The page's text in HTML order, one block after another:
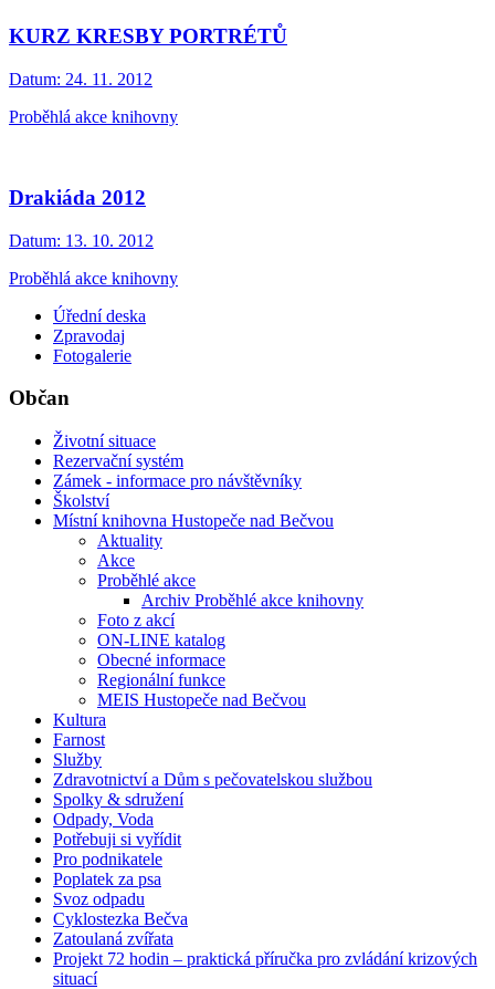
KURZ KRESBY PORTRÉTŮ
Datum: 24. 11. 2012
Proběhlá akce knihovny
Drakiáda 2012
Datum: 13. 10. 2012
Proběhlá akce knihovny
Úřední deska
Zpravodaj
Fotogalerie
Občan
Životní situace
Rezervační systém
Zámek - informace pro návštěvníky
Školství
Místní knihovna Hustopeče nad Bečvou
Aktuality
Akce
Proběhlé akce
Archiv Proběhlé akce knihovny
Foto z akcí
ON-LINE katalog
Obecné informace
Regionální funkce
MEIS Hustopeče nad Bečvou
Kultura
Farnost
Služby
Zdravotnictví a Dům s pečovatelskou službou
Spolky & sdružení
Odpady, Voda
Potřebuji si vyřídit
Pro podnikatele
Poplatek za psa
Svoz odpadu
Cyklostezka Bečva
Zatoulaná zvířata
Projekt 72 hodin – praktická příručka pro zvládání krizových
situací